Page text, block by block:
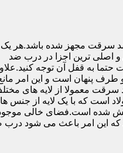
مجهز شده باشد.هر یک
و اصلی ترین اجزا در درب ضد
به قفل آن توجه
طرف پنهان است و این امر مانع
معمولا از لایه های
است که با یک لایه از جنس
شده است.فضای خالی
این امر باعث می شود درب